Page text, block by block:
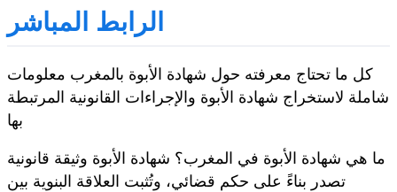
الرابط المباشر
كل ما تحتاج معرفته حول شهادة الأبوة بالمغرب معلومات
شاملة لاستخراج شهادة الأبوة والإجراءات القانونية المرتبطة
بها
ما هي شهادة الأبوة في المغرب؟ شهادة الأبوة وثيقة قانونية
تصدر بناءً على حكم قضائي، وتُثبت العلاقة البنوية بين